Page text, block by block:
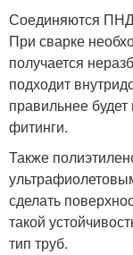
Соединяются
При сварке
получается
подходит
правильнее
фитинги.
Также
сделать
такой
тип труб.